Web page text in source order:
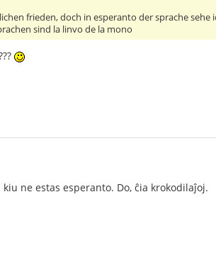
frieden, doch in esperanto der sprache
sind la linvo de la mono
ne estas esperanto. Do, ĉia krokodilaĵoj.